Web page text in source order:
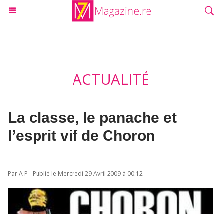
ACTUALITÉ
La classe, le panache et
l’esprit vif de Choron
Par A P - Publié le Mercredi 29 Avril 2009 à 00:12